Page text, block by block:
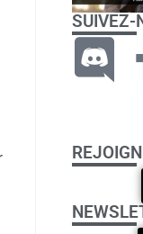
SUIVEZ-